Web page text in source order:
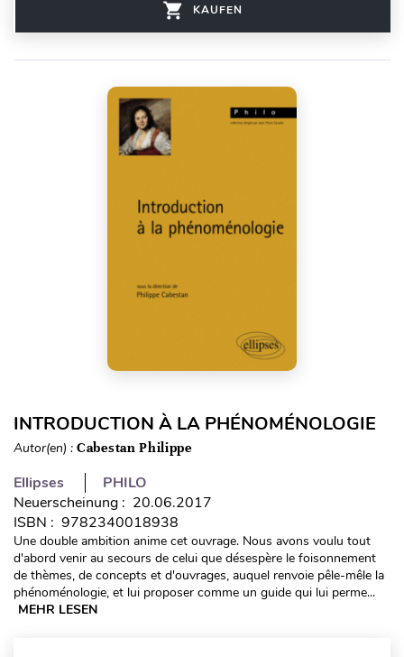
KAUFEN
INTRODUCTION À LA PHÉNOMÉNOLOGIE
Autor(en) : Cabestan Philippe
Ellipses
PHILO
Neuerscheinung : 20.06.2017
ISBN : 9782340018938
Une double ambition anime cet ouvrage. Nous avons voulu tout
d'abord venir au secours de celui que désespère le foisonnement
de thèmes, de concepts et d'ouvrages, auquel renvoie pêle-mêle la
phénoménologie, et lui proposer comme un guide qui lui perme...
MEHR LESEN